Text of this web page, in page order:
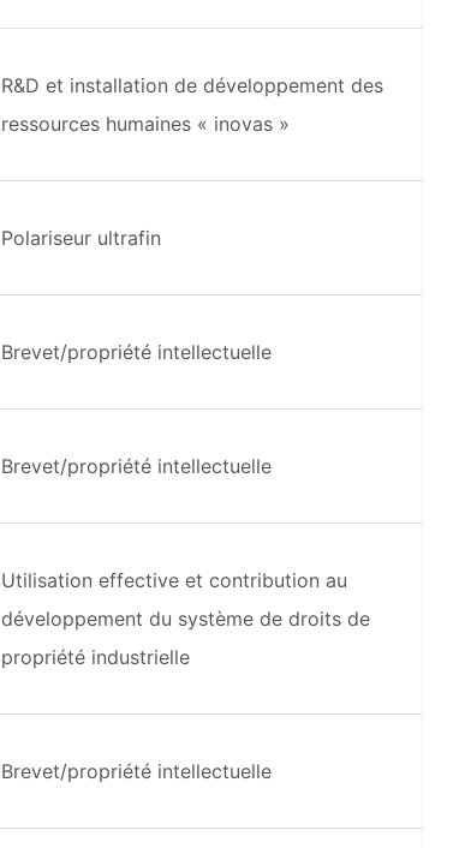
R&D et installation de développement des
ressources humaines « inovas »
Polariseur ultrafin
Brevet/propriété intellectuelle
Brevet/propriété intellectuelle
Utilisation effective et contribution au
développement du système de droits de
propriété industrielle
Brevet/propriété intellectuelle